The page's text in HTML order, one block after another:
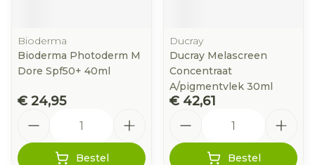
Bioderma
Bioderma Photoderm M
Dore Spf50+ 40ml
€ 24,95
Bestel
Ducray
Ducray Melascreen
Concentraat
A/pigmentvlek 30ml
€ 42,61
Bestel